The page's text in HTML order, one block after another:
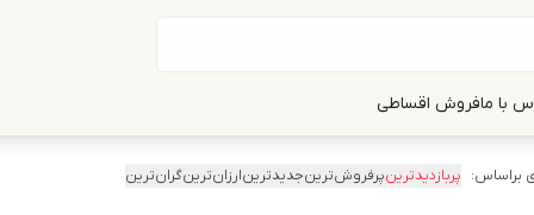
با مافروش اقساطی
براساس: پربازدیدترینپرفروش‌ترینجدیدترینارزان‌ترینگران‌ترین